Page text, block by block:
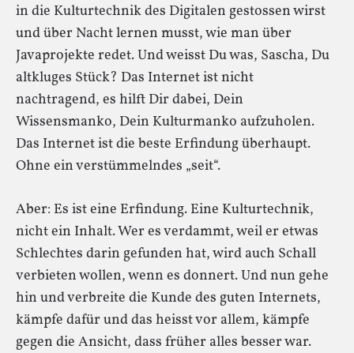
in die Kulturtechnik des Digitalen gestossen wirst
und über Nacht lernen musst, wie man über
Javaprojekte redet. Und weisst Du was, Sascha, Du
altkluges Stück? Das Internet ist nicht
nachtragend, es hilft Dir dabei, Dein
Wissensmanko, Dein Kulturmanko aufzuholen.
Das Internet ist die beste Erfindung überhaupt.
Ohne ein verstümmelndes „seit“.
Aber: Es ist eine Erfindung. Eine Kulturtechnik,
nicht ein Inhalt. Wer es verdammt, weil er etwas
Schlechtes darin gefunden hat, wird auch Schall
verbieten wollen, wenn es donnert. Und nun gehe
hin und verbreite die Kunde des guten Internets,
kämpfe dafür und das heisst vor allem, kämpfe
gegen die Ansicht, dass früher alles besser war.